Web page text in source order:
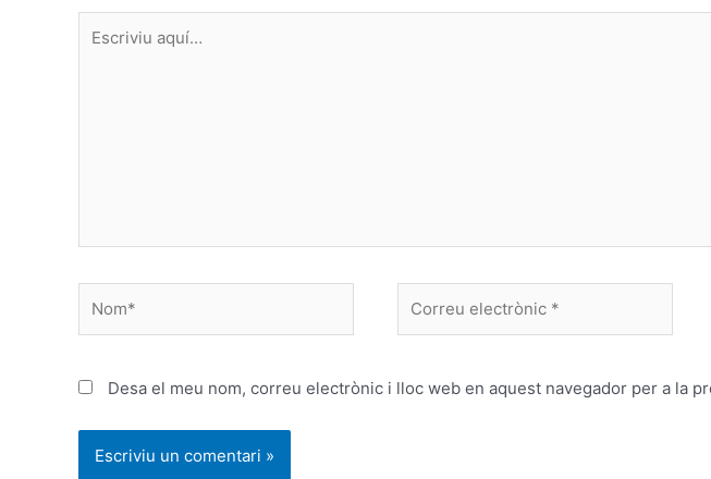
aquí…
electrònic
Desa el meu nom, correu electrònic i lloc web en aquest navegador per a la